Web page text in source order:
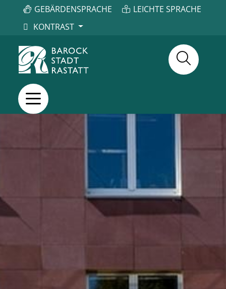
GEBÄRDENSPRACHE
LEICHTE SPRACHE
KONTRAST